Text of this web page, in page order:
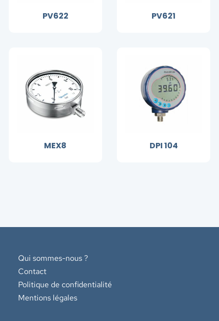
PV622 PV621
MEX8 DPI 104
Qui sommes-nous ?
Contact
Politique de confidentialité
Mentions légales